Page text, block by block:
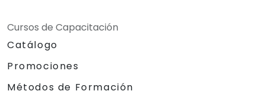
Cursos de Capacitación
Catálogo
Promociones
Métodos de Formación